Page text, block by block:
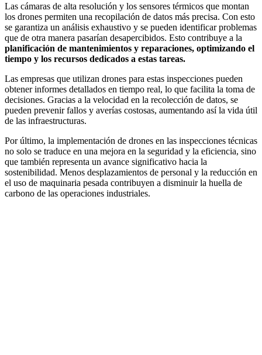
Las cámaras de alta resolución y los sensores térmicos que montan
los drones permiten una recopilación de datos más precisa. Con esto
se garantiza un análisis exhaustivo y se pueden identificar problemas
que de otra manera pasarían desapercibidos. Esto contribuye a la
planificación de mantenimientos y reparaciones, optimizando el
tiempo y los recursos dedicados a estas tareas.
Las empresas que utilizan drones para estas inspecciones pueden
obtener informes detallados en tiempo real, lo que facilita la toma de
decisiones. Gracias a la velocidad en la recolección de datos, se
pueden prevenir fallos y averías costosas, aumentando así la vida útil
de las infraestructuras.
Por último, la implementación de drones en las inspecciones técnicas
no solo se traduce en una mejora en la seguridad y la eficiencia, sino
que también representa un avance significativo hacia la
sostenibilidad. Menos desplazamientos de personal y la reducción en
el uso de maquinaria pesada contribuyen a disminuir la huella de
carbono de las operaciones industriales.